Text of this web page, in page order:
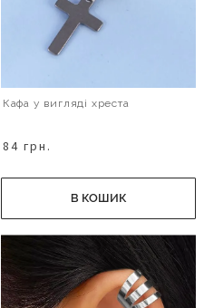
Кафа у вигляді хреста
84 грн.
В КОШИК